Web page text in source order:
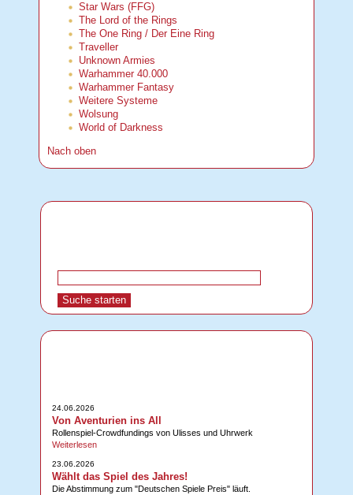
Star Wars (FFG)
The Lord of the Rings
The One Ring / Der Eine Ring
Traveller
Unknown Armies
Warhammer 40.000
Warhammer Fantasy
Weitere Systeme
Wolsung
World of Darkness
Nach oben
24.06.2026
Von Aventurien ins All
Rollenspiel-Crowdfundings von Ulisses und Uhrwerk
Weiterlesen
23.06.2026
Wählt das Spiel des Jahres!
Die Abstimmung zum "Deutschen Spiele Preis" läuft.